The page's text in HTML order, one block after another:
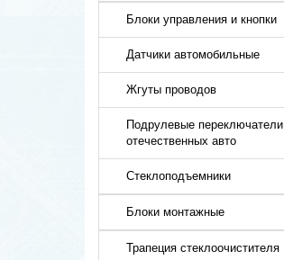
Блоки управления и кнопки
Датчики автомобильные
Жгуты проводов
Подрулевые переключатели
отечественных авто
Стеклоподъемники
Блоки монтажные
Трапеция стеклоочистителя